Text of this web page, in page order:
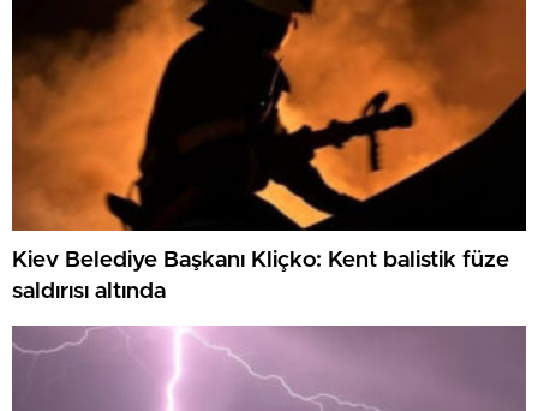
Kiev Belediye Başkanı Kliçko: Kent balistik füze
saldırısı altında